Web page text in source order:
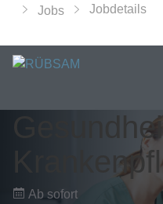
Jobs Jobdetails
Ab sofort